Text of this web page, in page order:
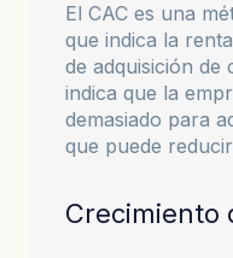
El CAC es una
que indica la
de adquisición de
indica que la
demasiado para
que puede
Crecimiento